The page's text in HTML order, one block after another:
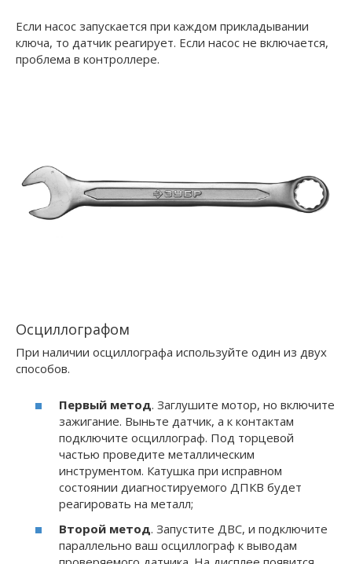
Если насос запускается при каждом прикладывании
ключа, то датчик реагирует. Если насос не включается,
проблема в контроллере.
Осциллографом
При наличии осциллографа используйте один из двух
способов.
Первый метод. Заглушите мотор, но включите
зажигание. Выньте датчик, а к контактам
подключите осциллограф. Под торцевой
частью проведите металлическим
инструментом. Катушка при исправном
состоянии диагностируемого ДПКВ будет
реагировать на металл;
Второй метод. Запустите ДВС, и подключите
параллельно ваш осциллограф к выводам